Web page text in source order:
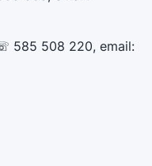
585 508 220, email: